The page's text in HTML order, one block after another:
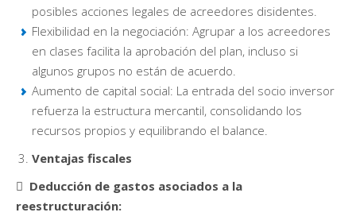
posibles acciones legales de acreedores disidentes.
Flexibilidad en la negociación: Agrupar a los acreedores
en clases facilita la aprobación del plan, incluso si
algunos grupos no están de acuerdo.
Aumento de capital social: La entrada del socio inversor
refuerza la estructura mercantil, consolidando los
recursos propios y equilibrando el balance.
Ventajas fiscales
 Deducción de gastos asociados a la
reestructuración: